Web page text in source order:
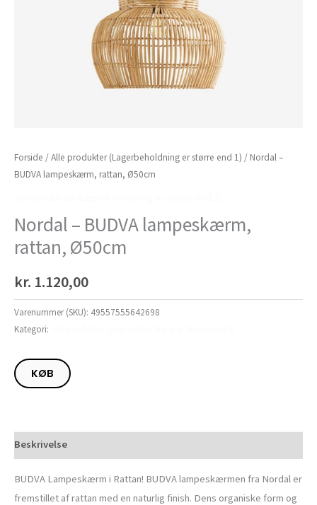
Forside /Alle produkter (Lagerbeholdning er større end 1) / Nordal –
BUDVA lampeskærm, rattan, Ø50cm
Nordal – BUDVA lampeskærm,
rattan, Ø50cm
kr. 1.120,00
Varenummer (SKU): 49557555642698
Kategori:
KØB
Beskrivelse
BUDVA Lampeskærm i Rattan! BUDVA lampeskærmen fra Nordal er
fremstillet af rattan med en naturlig finish. Dens organiske form og